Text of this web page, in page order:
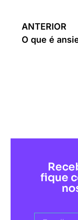
ANTERIOR
O que é
fique